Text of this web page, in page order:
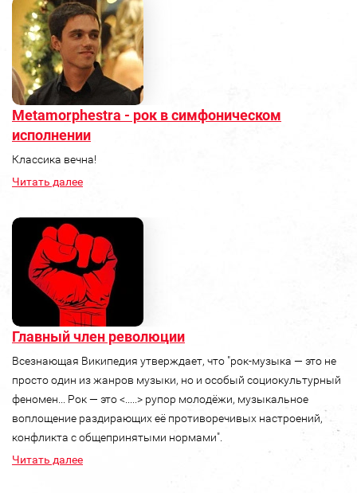
Metamorphestra - рок в симфоническом
исполнении
Классика вечна!
Читать далее
Главный член революции
Всезнающая Википедия утверждает, что "рок-музыка — это не
просто один из жанров музыки, но и особый социокультурный
феномен... Рок — это <.....> рупор молодёжи, музыкальное
воплощение раздирающих её противоречивых настроений,
конфликта с общепринятыми нормами".
Читать далее